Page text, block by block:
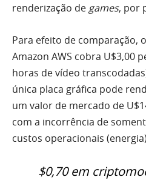
renderização de games, por
Para efeito de comparação,
Amazon AWS cobra U$3,00
horas de vídeo
única placa gráfica pode
um valor de mercado de
com a incorrência de
custos operacionais
$0,70 em